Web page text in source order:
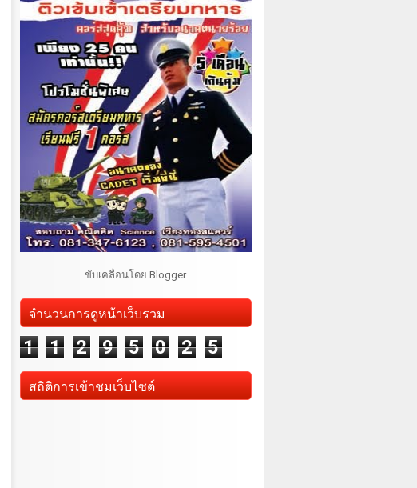
ขับเคลื่อนโดย Blogger.
จำนวนการดูหน้าเว็บรวม
1 1 2 9 5 0 2 5
สถิติการเข้าชมเว็บไซต์